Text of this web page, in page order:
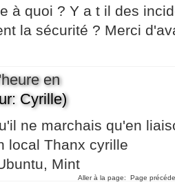
à quoi ? Y a t il des
la sécurité ? Merci
en
Cyrille)
ne marchais qu'en
local Thanx cyrille
Mint
Aller à la page: Page